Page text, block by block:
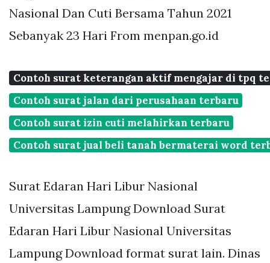
Nasional Dan Cuti Bersama Tahun 2021
Sebanyak 23 Hari From menpan.go.id
Contoh surat keterangan aktif mengajar di tpq
Contoh surat jalan dari perusahaan terbaru
Contoh surat izin cuti melahirkan terbaru
Contoh surat jual beli tanah bermaterai word
Surat Edaran Hari Libur Nasional
Universitas Lampung Download Surat
Edaran Hari Libur Nasional Universitas
Lampung Download format surat lain. Dinas